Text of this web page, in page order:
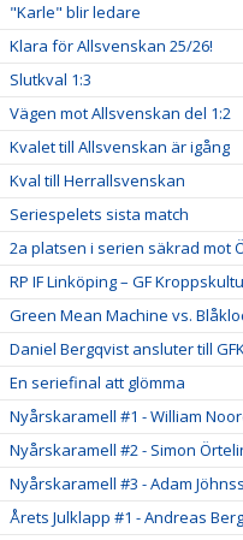
"Karle" blir ledare
Klara för Allsvenskan 25/26!
Slutkval 1:3
Vägen mot Allsvenskan del 1:2
Kvalet till Allsvenskan är igång
Kval till Herrallsvenskan
Seriespelets sista match
2a platsen i serien säkrad mot
RP IF Linköping – GF
Green Mean Machine vs.
Daniel Bergqvist ansluter till
En seriefinal att glömma
Nyårskaramell #1 - William
Nyårskaramell #2 - Simon
Nyårskaramell #3 - Adam
Årets Julklapp #1 - Andreas